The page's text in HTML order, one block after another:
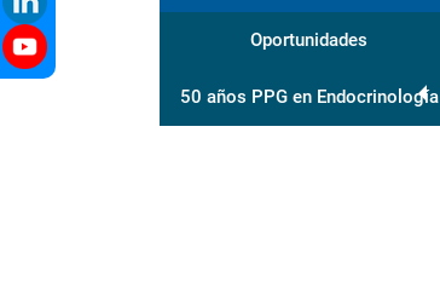
Oportunidades
50 años PPG en Endocrinología